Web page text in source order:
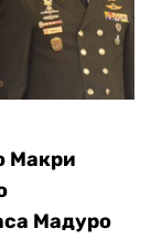
Макри
Мадуро